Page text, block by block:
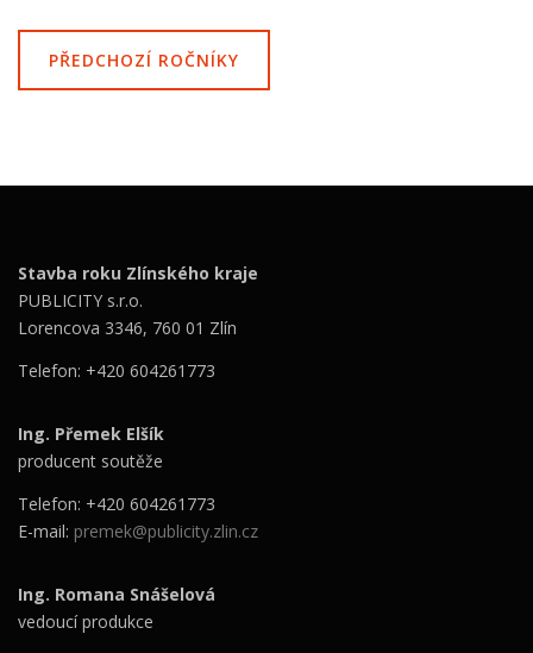
PŘEDCHOZÍ ROČNÍKY
Stavba roku Zlínského kraje
PUBLICITY s.r.o.
Lorencova 3346, 760 01 Zlín
Telefon: +420 604261773
Ing. Přemek Elšík
producent soutěže
Telefon: +420 604261773
E-mail: premek@publicity.zlin.cz
Ing. Romana Snášelová
vedoucí produkce